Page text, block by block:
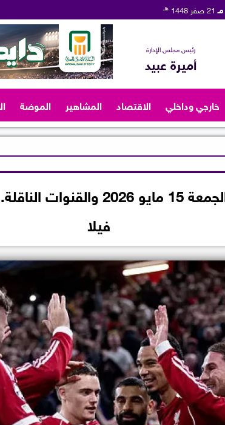
21 صفر 1448 هـ
رئيس مجلس الإدارة
أميرة عبيد
خارجي وداخلي الاقتصاد المشاهير الموضة
مواعيد مباريات الجمعة 15
فيلا